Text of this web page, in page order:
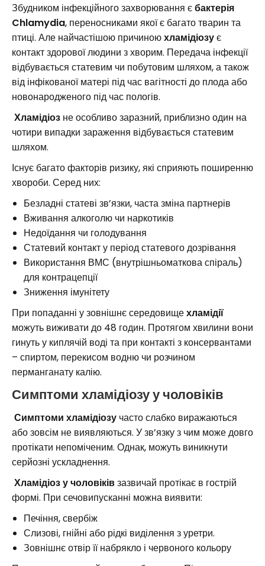
Збудником інфекційного захворювання єбактерія
Chlamydia, переносниками якої є багато тварин та
птиці. Але найчастішою причиноюхламідіозує
контакт здорової людини з хворим. Передача інфекції
відбувається статевим чи побутовим шляхом, а також
від інфікованої матері під час вагітності до плода або
новонародженого під час пологів.
Хламідіоз не особливо заразний, приблизно один на
чотири випадки зараження відбувається статевим
шляхом.
Існує багато факторів ризику, які сприяють поширенню
хвороби. Серед них:
Безладні статеві зв’язки, часта зміна партнерів
Вживання алкоголю чи наркотиків
Недоїдання чи голодування
Статевий контакт у період статевого дозрівання
Використання ВМС (внутрішньоматкова спіраль)
для контрацепції
Зниження імунітету
При попаданні у зовнішнє середовищехламідії
можуть виживати до 48 годин. Протягом хвилини вони
гинуть у киплячій воді та при контакті з консервантами
– спиртом, перекисом водню чи розчином
перманганату калію.
Симптоми хламідіозу у чоловіків
Симптоми хламідіозу часто слабко виражаються
або зовсім не виявляються. У зв’язку з чим може довго
протікати непоміченим. Однак, можуть виникнути
серйозні ускладнення.
Хламідіоз у чоловіківзазвичай протікає в гострій
формі. При сечовипусканні можна виявити:
Печіння, свербіж
Слизові, гнійні або рідкі виділення з уретри.
Зовнішнє отвір її набрякло і червоного кольору